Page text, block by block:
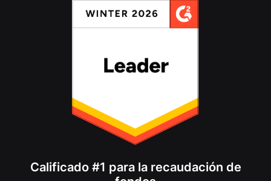
Calificado #1 para la recaudación de